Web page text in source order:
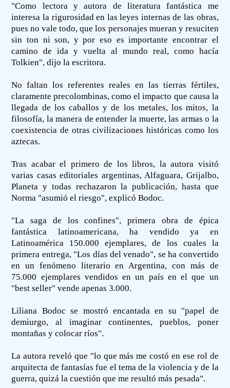
"Como lectora y autora de literatura fantástica me
interesa la rigurosidad en las leyes internas de las obras,
pues no vale todo, que los personajes mueran y resuciten
sin ton ni son, y por eso es importante encontrar el
camino de ida y vuelta al mundo real, como hacía
Tolkien", dijo la escritora.
No faltan los referentes reales en las tierras fértiles,
claramente precolombinas, como el impacto que causa la
llegada de los caballos y de los metales, los mitos, la
filosofía, la manera de entender la muerte, las armas o la
coexistencia de otras civilizaciones históricas como los
aztecas.
Tras acabar el primero de los libros, la autora visitó
varias casas editoriales argentinas, Alfaguara, Grijalbo,
Planeta y todas rechazaron la publicación, hasta que
Norma "asumió el riesgo", explicó Bodoc.
"La saga de los confines", primera obra de épica
fantástica latinoamericana, ha vendido ya en
Latinoamérica 150.000 ejemplares, de los cuales la
primera entrega, "Los días del venado", se ha convertido
en un fenómeno literario en Argentina, con más de
75.000 ejemplares vendidos en un país en el que un
"best seller" vende apenas 3.000.
Liliana Bodoc se mostró encantada en su "papel de
demiurgo, al imaginar continentes, pueblos, poner
montañas y colocar ríos".
La autora reveló que "lo que más me costó en ese rol de
arquitecta de fantasías fue el tema de la violencia y de la
guerra, quizá la cuestión que me resultó más pesada".